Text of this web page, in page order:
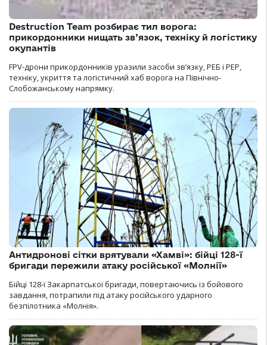
Destruction Team розбирає тил ворога:
прикордонники нищать зв’язок, техніку й логістику
окупантів
FPV-дрони прикордонників уразили засоби зв’язку, РЕБ і РЕР,
техніку, укриття та логістичний хаб ворога на Північно-
Слобожанському напрямку.
Антидронові сітки врятували «Хамві»: бійці 128-ї
бригади пережили атаку російської «Молнії»
Бійці 128-ї Закарпатської бригади, повертаючись із бойового
завдання, потрапили під атаку російського ударного
безпілотника «Молнія».